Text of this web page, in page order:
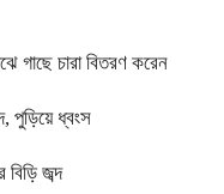
গাছে চারা বিতরণ করেন
পুড়িয়ে ধ্বংস
জব্দ